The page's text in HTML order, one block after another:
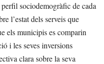
sociodemogràfic de cada
l’estat dels serveis que
els municipis es comparin
i les seves inversions
clara sobre la seva